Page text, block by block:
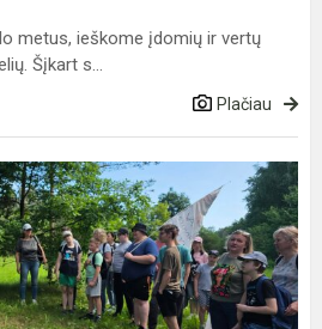
metus, ieškome įdomių ir vertų
Šįkart s...
Plačiau